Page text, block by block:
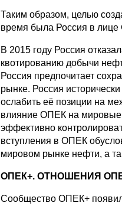
Таким образом, целью
время была Россия в лице
В 2015 году Россия
квотированию добычи
Россия предпочитает
рынке. Россия
ослабить её позиции на
влияние ОПЕК на мировые
эффективно
вступления в ОПЕК
мировом рынке нефти, а
ОПЕК+. ОТНОШЕНИЯ
Сообщество ОПЕК+